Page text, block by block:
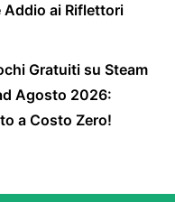
Addio ai Riflettori
Gratuiti su Steam
Agosto 2026:
a Costo Zero!